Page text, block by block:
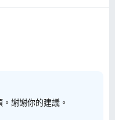
謝謝你的建議。